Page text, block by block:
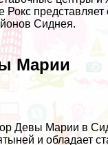
Рокс представляет
Сиднея.
Марии
Девы Марии в
и обладает